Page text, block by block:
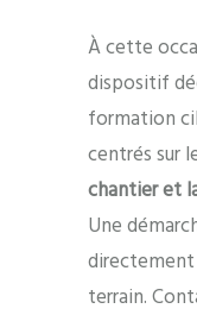
À cette
dispositif
formation
centrés sur
chantier et
Une
terrain.